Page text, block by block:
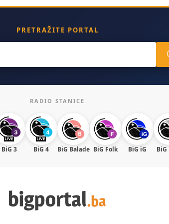
PRETRAŽITE PORTAL
RADIO STANICE
BiG 3 BiG 4 BiG Balade BiG Folk BiG iG BiG